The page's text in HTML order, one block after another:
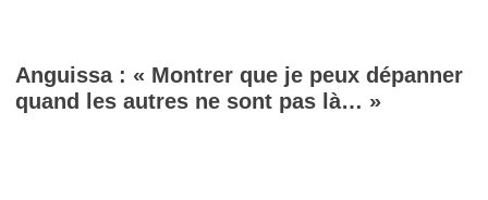
Anguissa : « Montrer que je peux dépanner
quand les autres ne sont pas là… »